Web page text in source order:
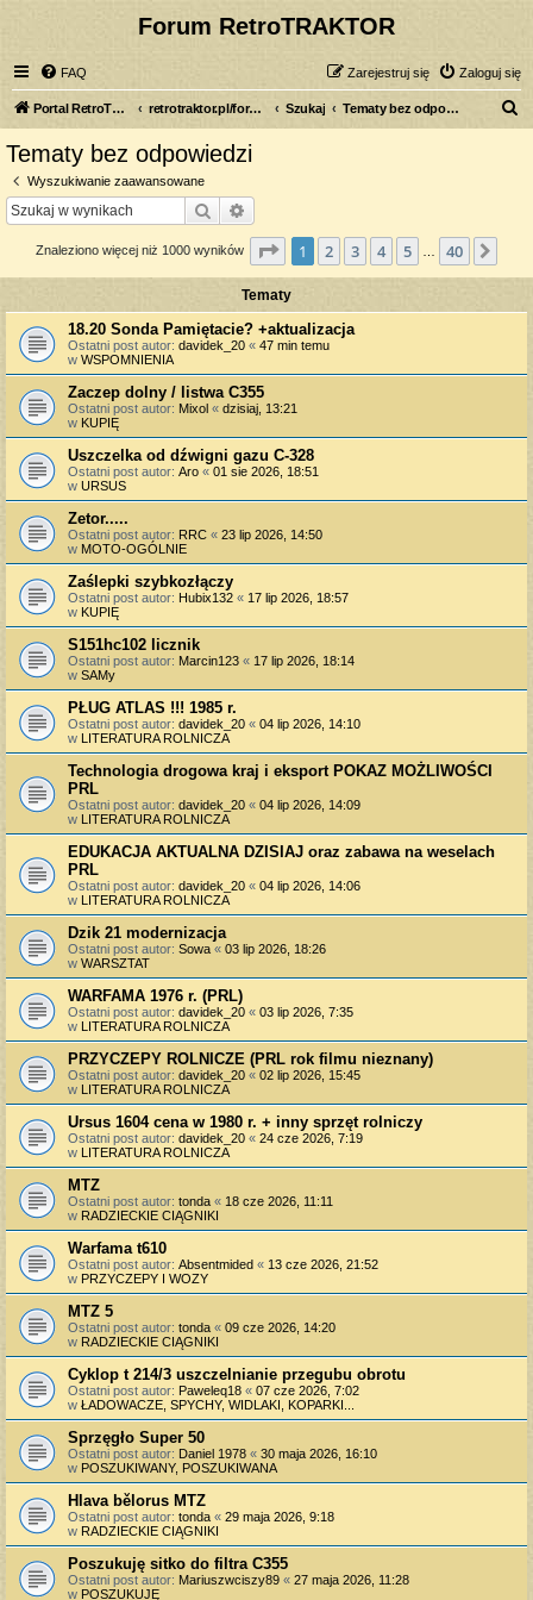
Forum RetroTRAKTOR
FAQ Zaloguj się
Zarejestruj się
Portal RetroTRAKTOR.pl retrotraktor.pl/forum Szukaj Tematy bez odpowiedzi
Tematy bez odpowiedzi
Wyszukiwanie zaawansowane
Szukaj
Znaleziono więcej niż 1000 wyników Strona z40
1 2 3 4 5 40
Tematy
18.20 Sonda Pamiętacie? +aktualizacja
Ostatni post autor: davidek_20 « 47 min temu
w WSPOMNIENIA
Zaczep dolny / listwa C355
Ostatni post autor: Mixol « dzisiaj, 13:21
w KUPIĘ
Uszczelka od dźwigni gazu C-328
Ostatni post autor: Aro « 01 sie 2026, 18:51
w URSUS
Zetor.....
Ostatni post autor: RRC « 23 lip 2026, 14:50
w MOTO-OGÓLNIE
Zaślepki szybkozłączy
Ostatni post autor: Hubix132 « 17 lip 2026, 18:57
w KUPIĘ
S151hc102 licznik
Ostatni post autor: Marcin123 « 17 lip 2026, 18:14
w SAMy
PŁUG ATLAS !!! 1985 r.
Ostatni post autor: davidek_20 « 04 lip 2026, 14:10
w LITERATURA ROLNICZA
Technologia drogowa kraj i eksport POKAZ MOŻLIWOŚCI
PRL
Ostatni post autor: davidek_20 « 04 lip 2026, 14:09
w LITERATURA ROLNICZA
EDUKACJA AKTUALNA DZISIAJ oraz zabawa na weselach
PRL
Ostatni post autor: davidek_20 « 04 lip 2026, 14:06
w LITERATURA ROLNICZA
Dzik 21 modernizacja
Ostatni post autor: Sowa « 03 lip 2026, 18:26
w WARSZTAT
WARFAMA 1976 r. (PRL)
Ostatni post autor: davidek_20 « 03 lip 2026, 7:35
w LITERATURA ROLNICZA
PRZYCZEPY ROLNICZE (PRL rok filmu nieznany)
Ostatni post autor: davidek_20 « 02 lip 2026, 15:45
w LITERATURA ROLNICZA
Ursus 1604 cena w 1980 r. + inny sprzęt rolniczy
Ostatni post autor: davidek_20 « 24 cze 2026, 7:19
w LITERATURA ROLNICZA
MTZ
Ostatni post autor: tonda « 18 cze 2026, 11:11
w RADZIECKIE CIĄGNIKI
Warfama t610
Ostatni post autor: Absentmided « 13 cze 2026, 21:52
w PRZYCZEPY I WOZY
MTZ 5
Ostatni post autor: tonda « 09 cze 2026, 14:20
w RADZIECKIE CIĄGNIKI
Cyklop t 214/3 uszczelnianie przegubu obrotu
Ostatni post autor: Paweleq18 « 07 cze 2026, 7:02
w ŁADOWACZE, SPYCHY, WIDLAKI, KOPARKI...
Sprzęgło Super 50
Ostatni post autor: Daniel 1978 « 30 maja 2026, 16:10
w POSZUKIWANY, POSZUKIWANA
Hlava bělorus MTZ
Ostatni post autor: tonda « 29 maja 2026, 9:18
w RADZIECKIE CIĄGNIKI
Poszukuję sitko do filtra C355
Ostatni post autor: Mariuszwciszy89 « 27 maja 2026, 11:28
w POSZUKUJĘ